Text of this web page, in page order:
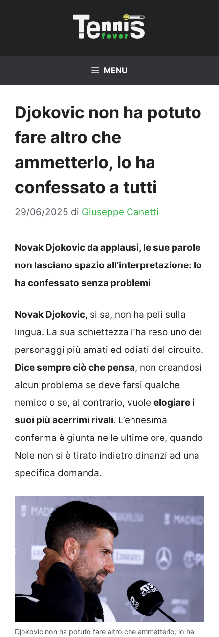
MENU
Djokovic non ha potuto
fare altro che
ammetterlo, lo ha
confessato a tutti
29/06/2025 di Giuseppe Canetti
Novak Djokovic da applausi, le sue parole
non lasciano spazio all’interpretazione: lo
ha confessato senza problemi
Novak Djokovic, si sa, non ha peli sulla
lingua. La sua schiettezza l’ha reso uno dei
personaggi più amati ed odiati del circuito.
Dice sempre ciò che pensa, non creandosi
alcun problema se deve farsi qualche
nemico o se, al contrario, vuole elogiare i
suoi più acerrimi rivali. L’ennesima
conferma è giunta nelle ultime ore, quando
Nole non si è tirato indietro dinanzi ad una
specifica domanda.
Djokovic non ha potuto fare altro che ammetterlo, lo ha